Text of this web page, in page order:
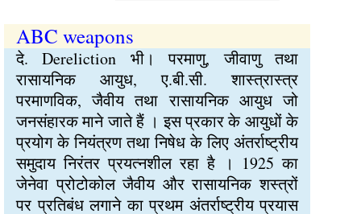
ABC weapons
दे. Dereliction भी। परमाणु, जीवाणु तथा
रासायनिक आयुध, ए.बी.सी. शास्त्रास्त्र
परमाणविक, जैवीय तथा रासायनिक आयुध जो
जनसंहारक माने जाते हैं । इस प्रकार के आयुधों के
प्रयोग के नियंत्रण तथा निषेध के लिए अंतर्राष्ट्रीय
समुदाय निरंतर प्रयत्नशील रहा है । 1925 का
जेनेवा प्रोटोकोल जैवीय और रासायनिक शस्त्रों
पर प्रतिबंध लगाने का प्रथम अंतर्राष्ट्रीय प्रयास